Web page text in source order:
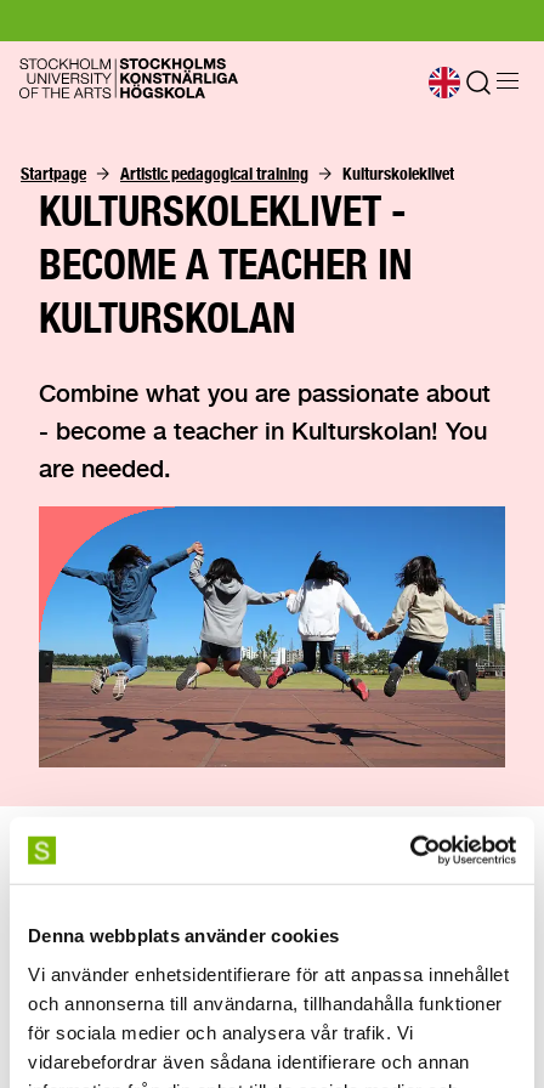
Denna webbplats använder cookies
Vi använder enhetsidentifierare för att anpassa innehållet
och annonserna till användarna, tillhandahålla funktioner
för sociala medier och analysera vår trafik. Vi
vidarebefordrar även sådana identifierare och annan
Startpage Artistic pedagogical training Kulturskoleklivet
KULTURSKOLEKLIVET -
BECOME A TEACHER IN
KULTURSKOLAN
Combine what you are passionate about
- become a teacher in Kulturskolan! You
are needed.
Stockholm University of the Arts (SKH)
Kulturskoleklivet. We represent both
excellence and breadth in several artistic
expressions.